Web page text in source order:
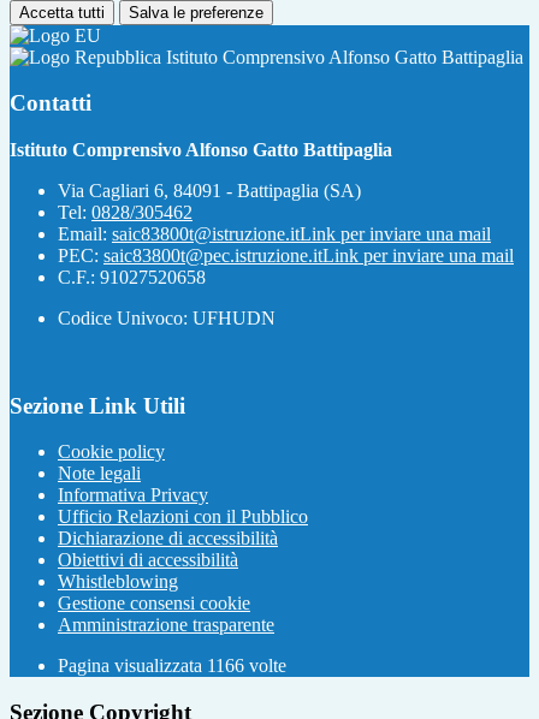
Accetta tutti Salva le preferenze
Istituto Comprensivo Alfonso Gatto Battipaglia
Contatti
Istituto Comprensivo Alfonso Gatto Battipaglia
Via Cagliari 6, 84091 - Battipaglia (SA)
Tel: 0828/305462
Email: saic83800t@istruzione.itLink per inviare una mail
PEC: saic83800t@pec.istruzione.itLink per inviare una mail
C.F.: 91027520658
Codice Univoco: UFHUDN
Sezione Link Utili
Cookie policy
Note legali
Informativa Privacy
Ufficio Relazioni con il Pubblico
Dichiarazione di accessibilità
Obiettivi di accessibilità
Whistleblowing
Gestione consensi cookie
Amministrazione trasparente
Pagina visualizzata 1166 volte
Sezione Copyright